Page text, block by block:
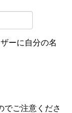
ーに自分の名
でご注意くださ